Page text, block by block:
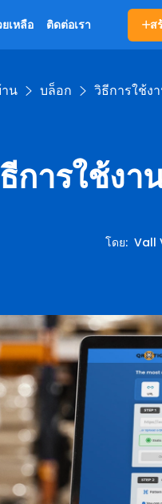
เหลือ ติดต่อเรา ส
น บล็อก วิธีการใช้ง
การใช้งา
โดย: Vall